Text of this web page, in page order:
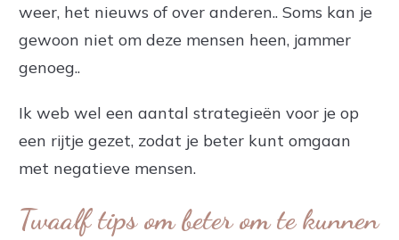
weer, het nieuws of over anderen.. Soms kan je
gewoon niet om deze mensen heen, jammer
genoeg..
Ik web wel een aantal strategieën voor je op
een rijtje gezet, zodat je beter kunt omgaan
met negatieve mensen.
Twaalf tips om beter om te kunnen